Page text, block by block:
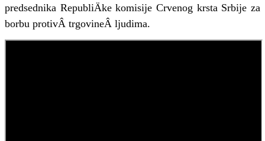
predsednika RepubliÄke komisije Crvenog krsta Srbije za
borbu protivÂ trgovineÂ ljudima.